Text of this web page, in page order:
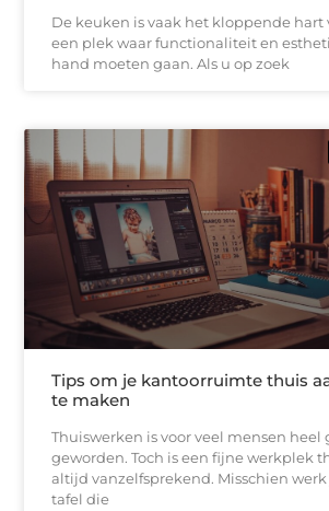
De keuken is vaak het kloppende hart
een plek waar functionaliteit en
hand moeten gaan. Als u op zoek
Tips om je kantoorruimte thuis
te maken
Thuiswerken is voor veel mensen heel
geworden. Toch is een fijne werkplek
altijd vanzelfsprekend. Misschien werk
tafel die